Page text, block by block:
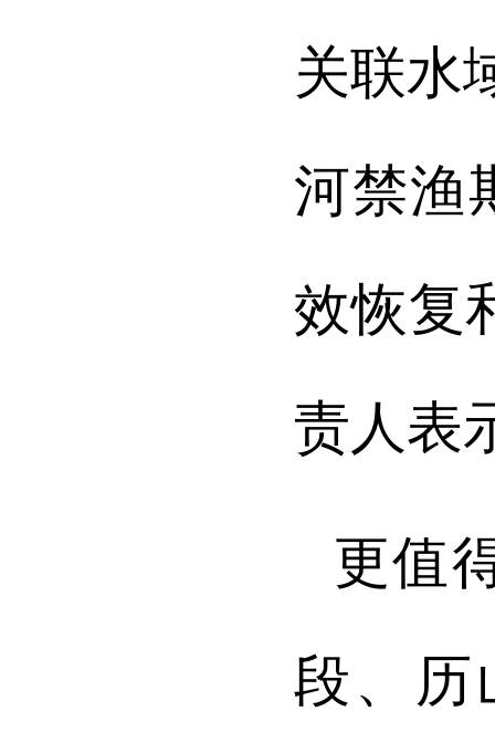
关联水
河禁渔
效恢复
责人表
更值
段、历